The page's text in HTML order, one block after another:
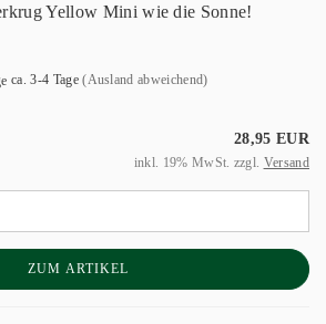
Yellow Mini wie die Sonne!
ca. 3-4 Tage (Ausland abweichend)
28,95 EUR
inkl. 19% MwSt. zzgl. Versand
ZUM ARTIKEL